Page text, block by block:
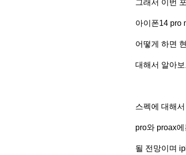
그래서 이번
아이폰14 pro
어떻게 하면
대해서 알아
스펙에 대해
pro와 proax
될 전망이며